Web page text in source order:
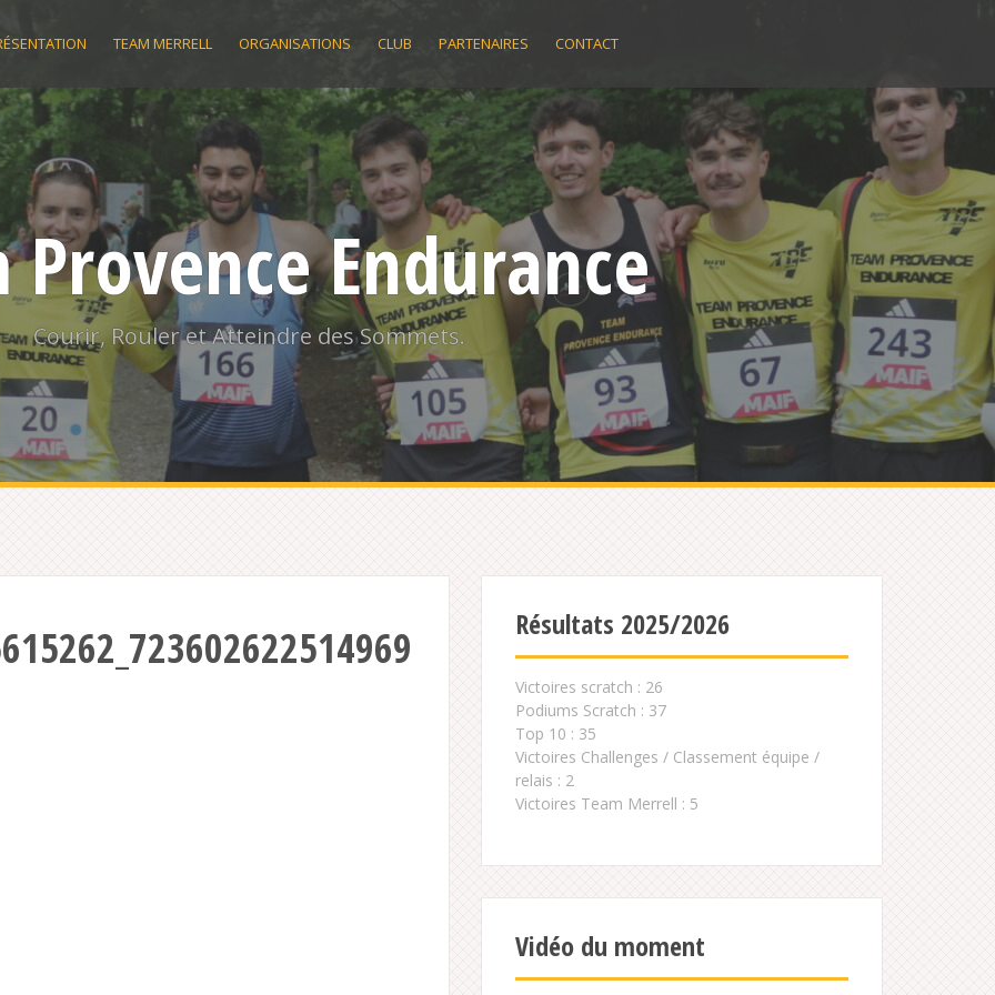
TEAM MERRELL ORGANISATIONS CLUB PARTENAIRES CONTACT
Provence Endurance
Courir, Rouler et Atteindre des Sommets.
Résultats 2025/2026
Victoires scratch : 26
Podiums Scratch : 37
Top 10 : 35
Victoires Challenges / Classement équipe /
relais : 2
Victoires Team Merrell : 5
Vidéo du moment